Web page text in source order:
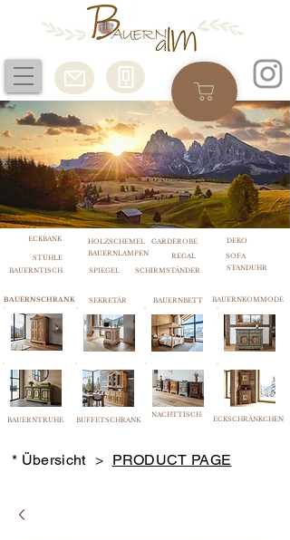
BAUERNTISCH SPIEGEL SCHIRMSTÄNDER
BAUERNSCHRANK SEKRETÄR
BAUERNTRUHE BUFFETSCHRANK
BAUERNBETT
NACHTTISCH
STANDUHR
BAUERNKOMMODE
ECKSCHRÄNKCHEN
* Übersicht > PRODUCT PAGE
BAUERNLAMPEN REGAL SOFA
ECKBANK
STÜHLE
HOLZSCHEMEL GARDEROBE DEKO